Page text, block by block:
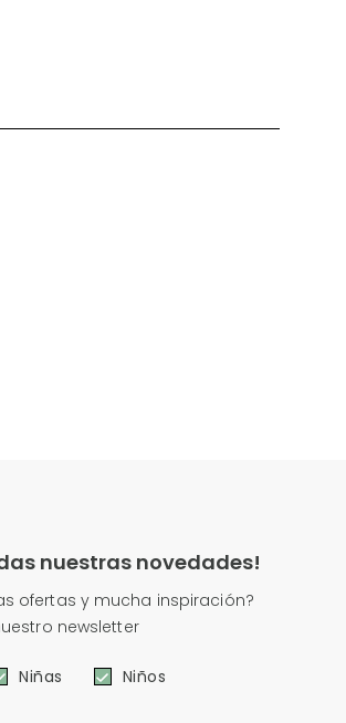
nuestras novedades!
ofertas y mucha inspiración?
newsletter
Niñas Niños